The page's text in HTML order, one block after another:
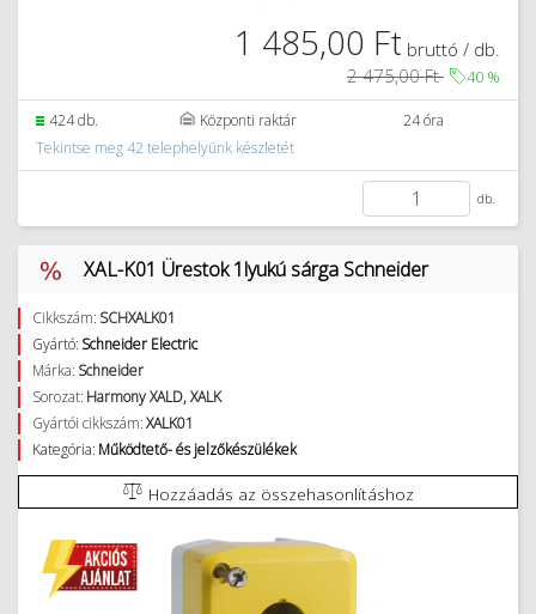
1 485,00 Ft bruttó / db.
2 475,00 Ft
40 %
424 db. Központi raktár
24 óra
Tekintse meg 42 telephelyünk készletét
db.
XAL-K01 Ürestok 1lyukú sárga Schneider
Cikkszám: SCHXALK01
Gyártó: Schneider Electric
Márka: Schneider
Sorozat: Harmony XALD, XALK
Gyártói cikkszám:XALK01
Kategória: Működtető- és jelzőkészülékek
Hozzáadás az összehasonlításhoz